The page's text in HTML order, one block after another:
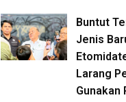
Buntut
Jenis
Larang
Gunakan